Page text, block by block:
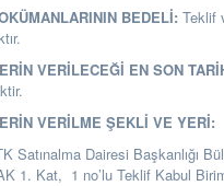
BEDELİ: Teklif
VERİLECEĞİ EN SON
VERİLME ŞEKLİ VE YERİ:
Satınalma Dairesi Başkanlığı
1. Kat, 1 no’lu Teklif Kabul